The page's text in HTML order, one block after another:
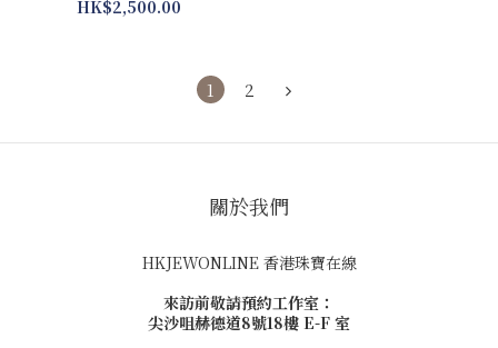
HK$2,500.00
1 2
關於我們
HKJEWONLINE 香港珠寶在線
來訪前敬請預約工作室：
尖沙咀赫德道8號18樓 E-F 室